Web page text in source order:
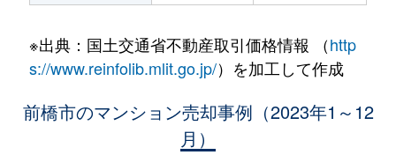
※出典：国土交通省不動産取引価格情報 （http
s://www.reinfolib.mlit.go.jp/）を加工して作成
前橋市のマンション売却事例（2023年1～12
月）